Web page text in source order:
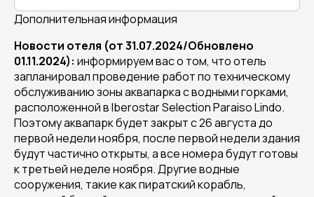
Дополнительная информация
Новости отеля (от 31.07.2024/Обновлено
01.11.2024): информируем вас о том, что отель
запланировал проведение работ по техническому
обслуживанию зоны аквапарка с водными горками,
расположенной в Iberostar Selection Paraiso Lindo.
Поэтому аквапарк будет закрыт с 26 августа до
первой недели ноября, после первой недели здания
будут частично открыты, а все номера будут готовы
к третьей неделе ноября. Другие водные
сооружения, такие как пиратский корабль,